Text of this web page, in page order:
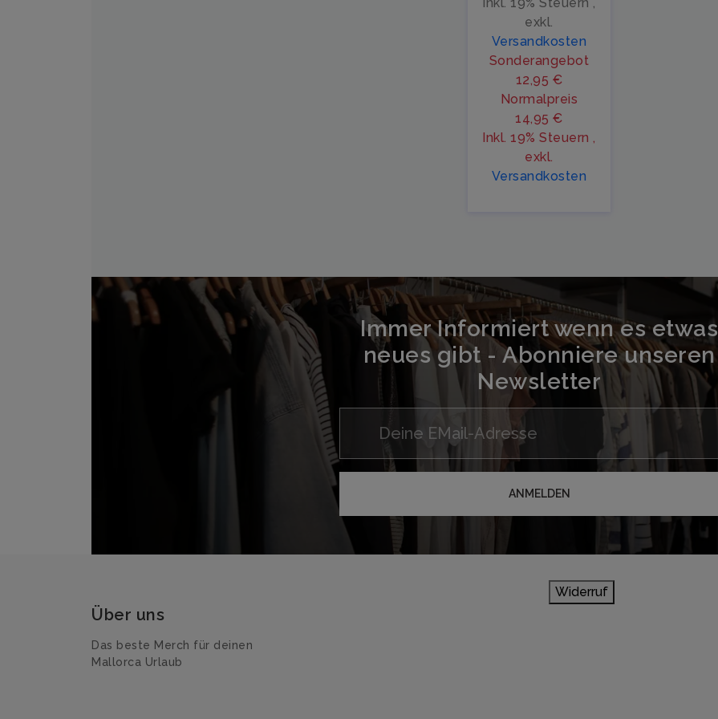
exkl.
Versandkosten
Sonderangebot
12,95 €
Normalpreis
14,95 €
Inkl. 19% Steuern,
exkl.
Versandkosten
Immer Informiert wenn es etwas
neues gibt - Abonniere unseren
Newsletter
ANMELDEN
Über uns
Das beste Merch für deinen
Mallorca Urlaub
Widerruf